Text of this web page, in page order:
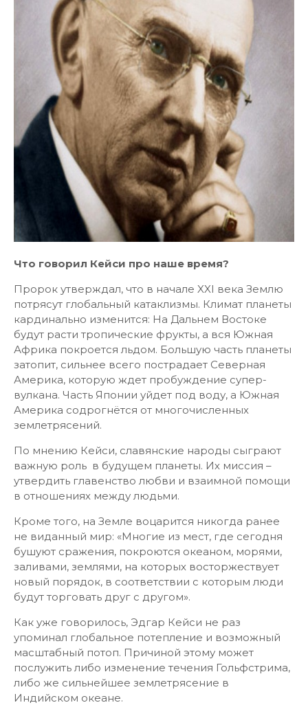
Что говорил Кейси про наше время?
Пророк утверждал, что в начале XXI века Землю
потрясут глобальный катаклизмы. Климат планеты
кардинально изменится: На Дальнем Востоке
будут расти тропические фрукты, а вся Южная
Африка покроется льдом. Большую часть планеты
затопит, сильнее всего пострадает Северная
Америка, которую ждет пробуждение супер-
вулкана. Часть Японии уйдет под воду, а Южная
Америка содрогнётся от многочисленных
землетрясений.
По мнению Кейси, славянские народы сыграют
важную роль в будущем планеты. Их миссия –
утвердить главенство любви и взаимной помощи
в отношениях между людьми.
Кроме того, на Земле воцарится никогда ранее
не виданный мир: «Многие из мест, где сегодня
бушуют сражения, покроются океаном, морями,
заливами, землями, на которых восторжествует
новый порядок, в соответствии с которым люди
будут торговать друг с другом».
Как уже говорилось, Эдгар Кейси не раз
упоминал глобальное потепление и возможный
масштабный потоп. Причиной этому может
послужить либо изменение течения Гольфстрима,
либо же сильнейшее землетрясение в
Индийском океане.